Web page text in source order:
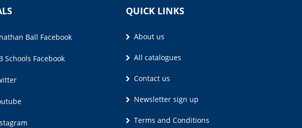
Ball Facebook
Schools Facebook
QUICK LINKS
About us
All catalogues
Contact us
Newsletter sign up
Terms and Conditions